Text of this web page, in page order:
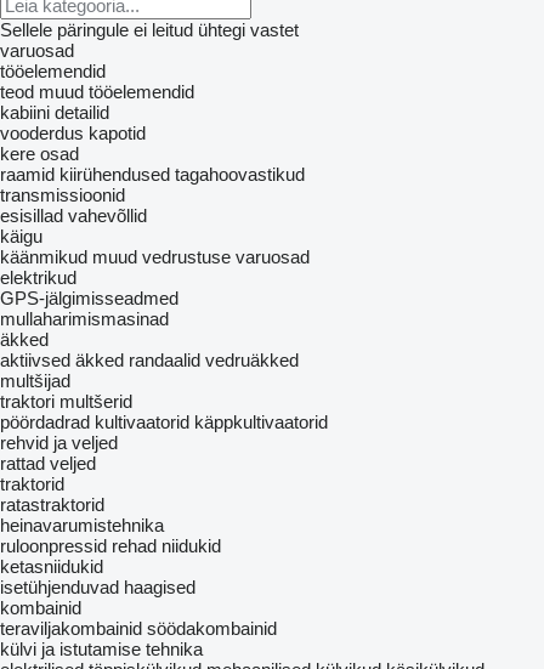
Sellele päringule ei leitud ühtegi vastet
varuosad
tööelemendid
teod muud tööelemendid
kabiini detailid
vooderdus kapotid
kere osad
raamid kiirühendused tagahoovastikud
transmissioonid
esisillad vahevõllid
käigu
käänmikud muud vedrustuse varuosad
elektrikud
GPS-jälgimisseadmed
mullaharimismasinad
äkked
aktiivsed äkked randaalid vedruäkked
multšijad
traktori multšerid
pöördadrad kultivaatorid käppkultivaatorid
rehvid ja veljed
rattad veljed
traktorid
ratastraktorid
heinavarumistehnika
ruloonpressid rehad niidukid
ketasniidukid
isetühjenduvad haagised
kombainid
teraviljakombainid söödakombainid
külvi ja istutamise tehnika